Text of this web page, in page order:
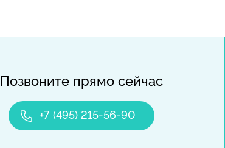
Позвоните прямо сейчас
+7 (495) 215-56-90